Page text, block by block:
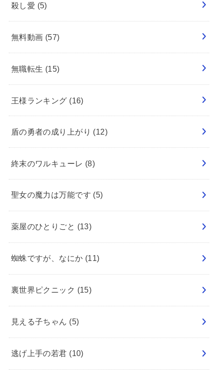
殺し愛 (5)
無料動画 (57)
無職転生 (15)
王様ランキング (16)
盾の勇者の成り上がり (12)
終末のワルキューレ (8)
聖女の魔力は万能です (5)
薬屋のひとりごと (13)
蜘蛛ですが、なにか (11)
裏世界ピクニック (15)
見える子ちゃん (5)
逃げ上手の若君 (10)